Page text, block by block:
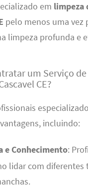
em limpeza
pelo menos uma vez
limpeza profunda e
um Serviço
CE?
incluindo:
e Conhecimento:
lidar com diferentes